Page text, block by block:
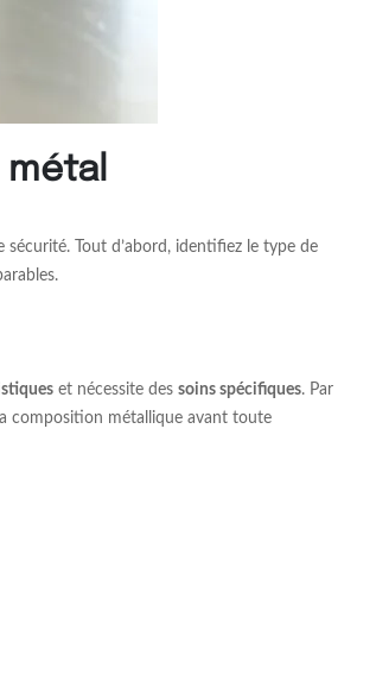
Tout d’abord, identifiez le type de
et nécessite des soins spécifiques. Par
composition métallique avant toute